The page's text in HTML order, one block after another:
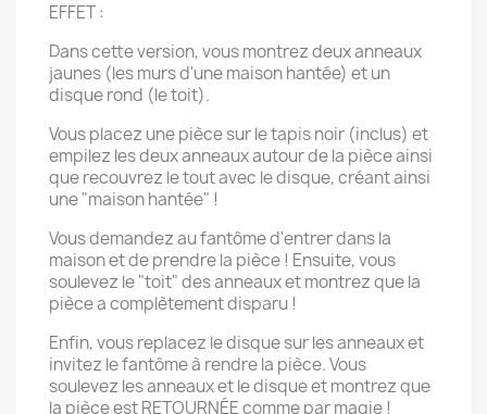
EFFET :
Dans cette version, vous montrez deux anneaux
jaunes (les murs d'une maison hantée) et un
disque rond (le toit).
Vous placez une pièce sur le tapis noir (inclus) et
empilez les deux anneaux autour de la pièce ainsi
que recouvrez le tout avec le disque, créant ainsi
une "maison hantée" !
Vous demandez au fantôme d'entrer dans la
maison et de prendre la pièce ! Ensuite, vous
soulevez le "toit" des anneaux et montrez que la
pièce a complètement disparu !
Enfin, vous replacez le disque sur les anneaux et
invitez le fantôme à rendre la pièce. Vous
soulevez les anneaux et le disque et montrez que
la pièce est RETOURNÉE comme par magie !